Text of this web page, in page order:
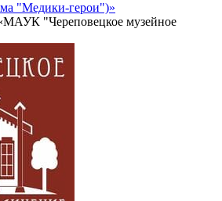
"Медики-герои")»
"Череповецкое музейное